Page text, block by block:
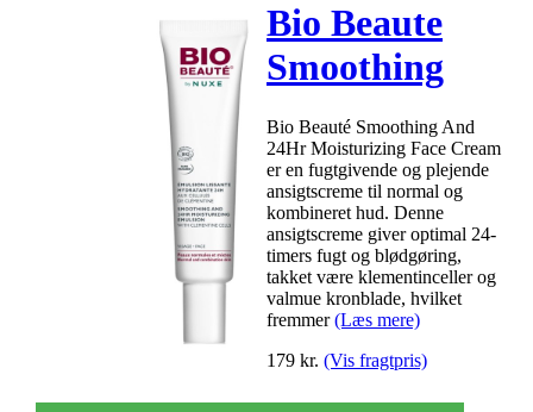
Bio Beaute
Smoothing
And 24Hr
Moisturizing
Face Cream
40 ml
Bio Beauté Smoothing And
24Hr Moisturizing Face Cream
er en fugtgivende og plejende
ansigtscreme til normal og
kombineret hud. Denne
ansigtscreme giver optimal 24-
timers fugt og blødgøring,
takket være klementinceller og
valmue kronblade, hvilket
fremmer(Læs mere)
179 kr. (Vis fragtpris)